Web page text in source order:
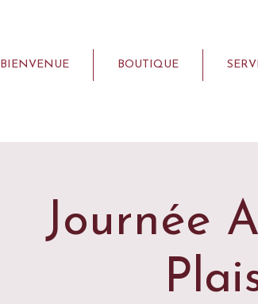
BIENVENUE BOUTIQUE
Journée